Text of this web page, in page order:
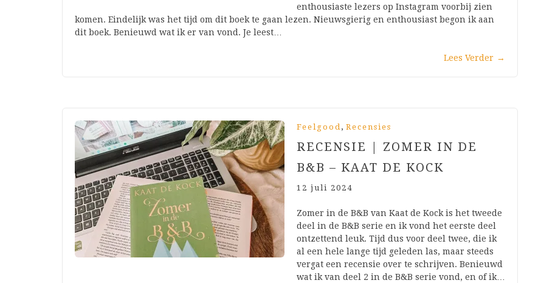
enthousiaste lezers op Instagram voorbij zien
komen. Eindelijk was het tijd om dit boek te gaan lezen. Nieuwsgierig en enthousiast begon ik aan
dit boek. Benieuwd wat ik er van vond. Je leest…
Lees Verder →
Feelgood, Recensies
RECENSIE | ZOMER IN DE
B&B – KAAT DE KOCK
12 juli 2024
Zomer in de B&B van Kaat de Kock is het tweede
deel in de B&B serie en ik vond het eerste deel
ontzettend leuk. Tijd dus voor deel twee, die ik
al een hele lange tijd geleden las, maar steeds
vergat een recensie over te schrijven. Benieuwd
wat ik van deel 2 in de B&B serie vond, en of ik…